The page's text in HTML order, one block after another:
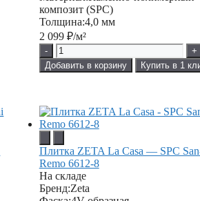
композит (SPC)
Толщина:4,0 мм
2 099 ₽/м²
-
+
Добавить в корзину
Купить в 1
Плитка ZETA La Casa — SPC
Remo 6612-8
На складе
Бренд:Zeta